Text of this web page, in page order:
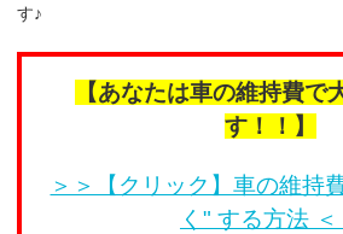
す♪
【あなたは車の維持費で
す！！】
＞＞【クリック】車の維持
く" する方法 ＜